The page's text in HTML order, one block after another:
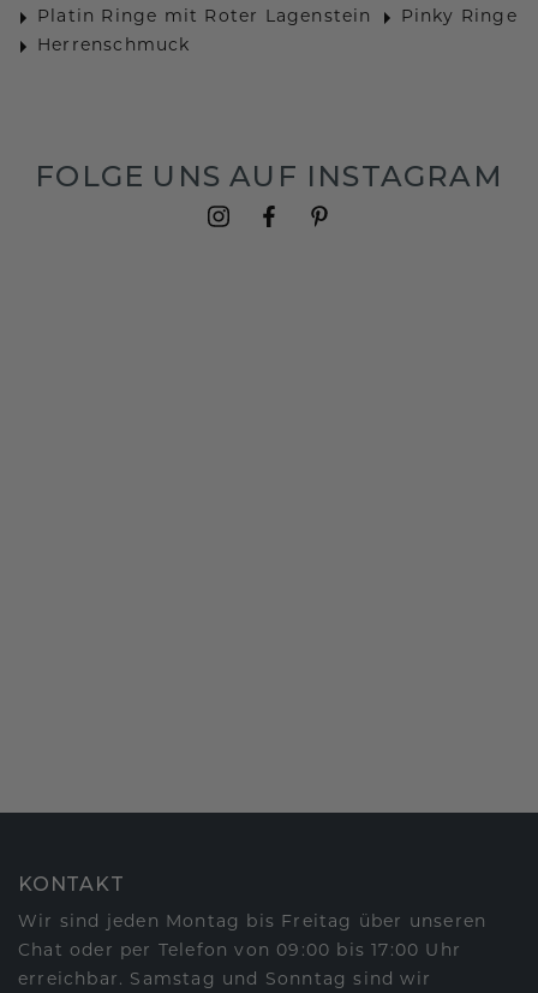
Platin Ringe mit Roter Lagenstein
Pinky Ringe
Herrenschmuck
FOLGE UNS AUF INSTAGRAM
KONTAKT
Wir sind jeden Montag bis Freitag über unseren
Chat oder per Telefon von 09:00 bis 17:00 Uhr
erreichbar. Samstag und Sonntag sind wir